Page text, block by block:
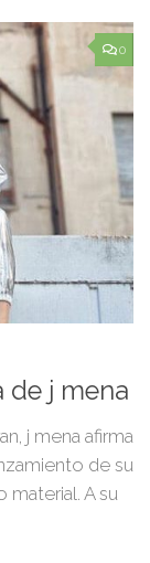
0
de j mena
j mena afirma
de su
material. A su